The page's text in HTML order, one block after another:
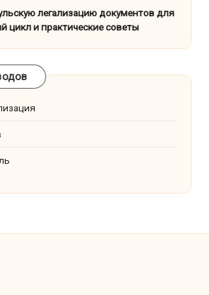
легализацию документов для
цикл и практические советы